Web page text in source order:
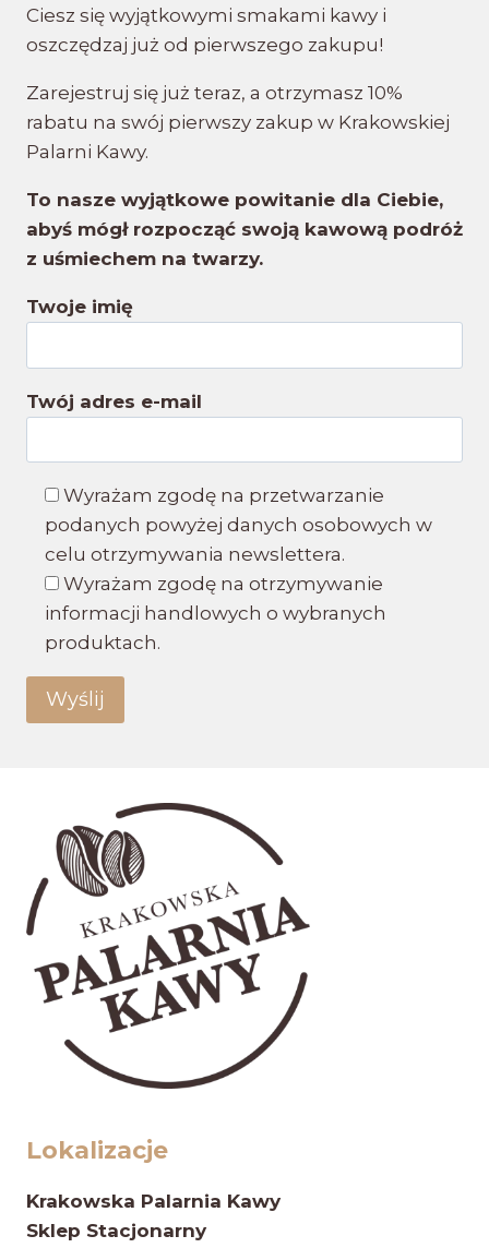
Ciesz się wyjątkowymi smakami kawy i
oszczędzaj już od pierwszego zakupu!
Zarejestruj się już teraz, a otrzymasz 10%
rabatu na swój pierwszy zakup w Krakowskiej
Palarni Kawy.
To nasze wyjątkowe powitanie dla Ciebie,
abyś mógł rozpocząć swoją kawową podróż
z uśmiechem na twarzy.
Twoje imię
Twój adres e-mail
Wyrażam zgodę na przetwarzanie
podanych powyżej danych osobowych w
celu otrzymywania newslettera.
Wyrażam zgodę na otrzymywanie
informacji handlowych o wybranych
produktach.
Lokalizacje
Krakowska Palarnia Kawy
Sklep Stacjonarny